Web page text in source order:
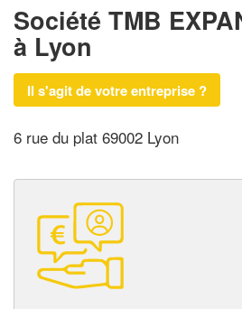
Société TMB
à Lyon
Il s'agit de votre entreprise ?
6 rue du plat 69002 Lyon